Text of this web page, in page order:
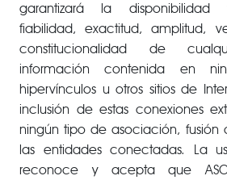
garantizará la disponibilidad
fiabilidad, exactitud, amplitud,
constitucionalidad de
información contenida en
hipervínculos u otros sitios de
inclusión de estas conexiones
ningún tipo de asociación, fusión
las entidades conectadas. La
reconoce y acepta que